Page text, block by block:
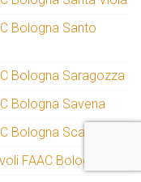
Bologna Santo
Bologna Saragozza
Bologna Savena
Bologna Scandellara
FAAC Bologna